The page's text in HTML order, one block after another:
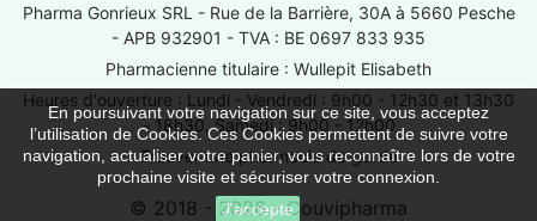
En poursuivant votre navigation sur ce site, vous acceptez
l’utilisation de Cookies. Ces Cookies permettent de suivre votre
navigation, actualiser votre panier, vous reconnaître lors de votre
prochaine visite et sécuriser votre connexion.
J'accepte
Pharma Gonrieux SRL - Rue de la Barrière, 30A à 5660 Pesche
- APB 932901 - TVA : BE 0697 833 935
Pharmacienne titulaire : Wullepit Elisabeth
Heures d'ouverture : Lundi - Vendredi : 9h00 - 12h30 et 13h30
- 18h30, Samedi : 9h00 - 12h00
Trouver une pharmacie de garde
© 2018 - 2026 - Couvipharma